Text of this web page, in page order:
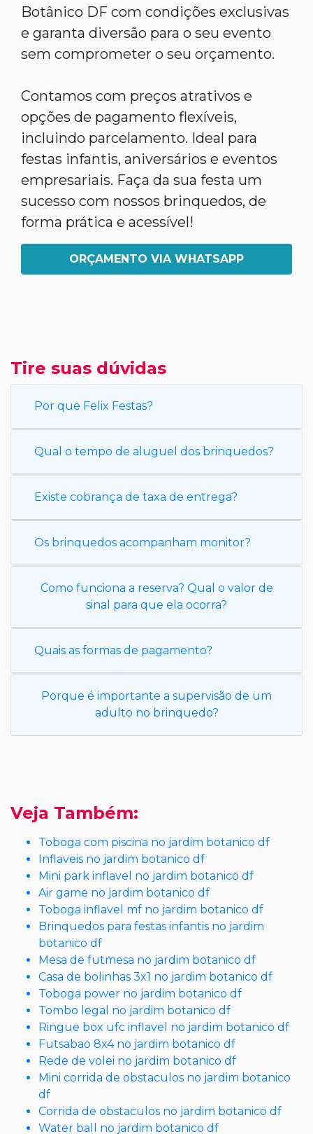
Botânico DF com condições exclusivas
e garanta diversão para o seu evento
sem comprometer o seu orçamento.
Contamos com preços atrativos e
opções de pagamento flexíveis,
incluindo parcelamento. Ideal para
festas infantis, aniversários e eventos
empresariais. Faça da sua festa um
sucesso com nossos brinquedos, de
forma prática e acessível!
ORÇAMENTO VIA WHATSAPP
Tire suas dúvidas
Por que Felix Festas?
Qual o tempo de aluguel dos brinquedos?
Existe cobrança de taxa de entrega?
Os brinquedos acompanham monitor?
Como funciona a reserva? Qual o valor de
sinal para que ela ocorra?
Quais as formas de pagamento?
Porque é importante a supervisão de um
adulto no brinquedo?
Veja Também:
Toboga com piscina no jardim botanico df
Inflaveis no jardim botanico df
Mini park inflavel no jardim botanico df
Air game no jardim botanico df
Toboga inflavel mf no jardim botanico df
Brinquedos para festas infantis no jardim
botanico df
Mesa de futmesa no jardim botanico df
Casa de bolinhas 3x1 no jardim botanico df
Toboga power no jardim botanico df
Tombo legal no jardim botanico df
Ringue box ufc inflavel no jardim botanico df
Futsabao 8x4 no jardim botanico df
Rede de volei no jardim botanico df
Mini corrida de obstaculos no jardim botanico
df
Corrida de obstaculos no jardim botanico df
Water ball no jardim botanico df